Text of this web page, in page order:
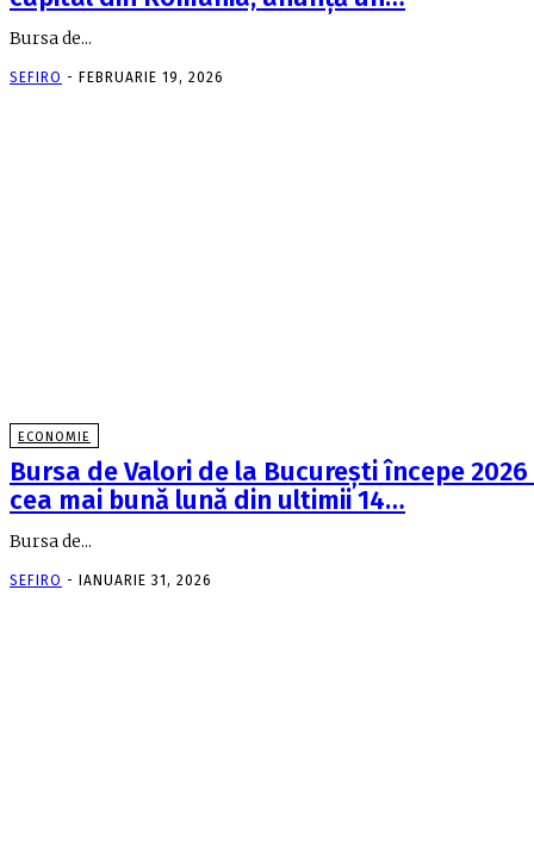
Bursa de...
SEFIRO - FEBRUARIE 19, 2026
ECONOMIE
Bursa de Valori de la Bucureşti începe 2026
cea mai bună lună din ultimii 14…
Bursa de...
SEFIRO - IANUARIE 31, 2026